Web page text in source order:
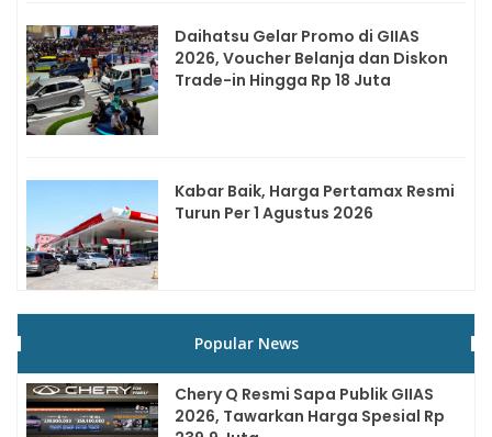
Daihatsu Gelar Promo di GIIAS
2026, Voucher Belanja dan Diskon
Trade-in Hingga Rp 18 Juta
Kabar Baik, Harga Pertamax Resmi
Turun Per 1 Agustus 2026
Popular News
Chery Q Resmi Sapa Publik GIIAS
2026, Tawarkan Harga Spesial Rp